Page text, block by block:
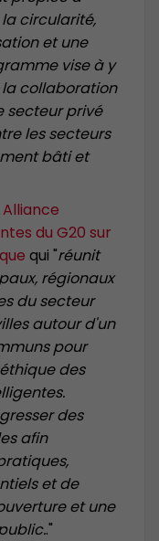
circularité,
et une
vise à y
collaboration
secteur privé
les secteurs
bâti et
Alliance
du G20 sur
qui "réunit
régionaux
du secteur
autour d'un
pour
des
des
afin
et de
et une
."